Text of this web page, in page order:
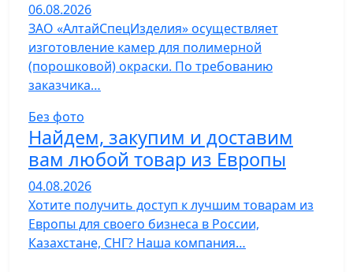
06.08.2026
ЗАО «АлтайСпецИзделия» осуществляет
изготовление камер для полимерной
(порошковой) окраски. По требованию
заказчика…
Без фото
Найдем, закупим и доставим
вам любой товар из Европы
04.08.2026
Хотите получить доступ к лучшим товарам из
Европы для своего бизнеса в России,
Казахстане, СНГ? Наша компания…